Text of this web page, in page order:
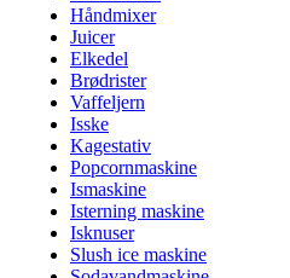
Håndmixer
Juicer
Elkedel
Brødrister
Vaffeljern
Isske
Kagestativ
Popcornmaskine
Ismaskine
Isterning maskine
Isknuser
Slush ice maskine